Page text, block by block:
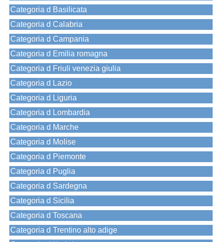
Categoria d Basilicata
Categoria d Calabria
Categoria d Campania
Categoria d Emilia romagna
Categoria d Friuli venezia giulia
Categoria d Lazio
Categoria d Liguria
Categoria d Lombardia
Categoria d Marche
Categoria d Molise
Categoria d Piemonte
Categoria d Puglia
Categoria d Sardegna
Categoria d Sicilia
Categoria d Toscana
Categoria d Trentino alto adige